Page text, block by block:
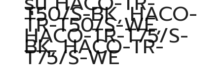
T50/S-BK, HACO-
TR-T50/S-WE,
HACO-TR-T75/S-
BK, HACO-TR-
T75/S-WE